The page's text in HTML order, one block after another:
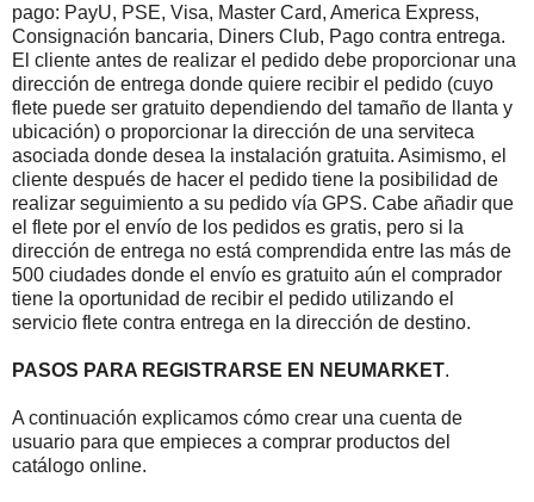
pago: PayU, PSE, Visa, Master Card, America Express,
Consignación bancaria, Diners Club, Pago contra entrega.
El cliente antes de realizar el pedido debe proporcionar una
dirección de entrega donde quiere recibir el pedido (cuyo
flete puede ser gratuito dependiendo del tamaño de llanta y
ubicación) o proporcionar la dirección de una serviteca
asociada donde desea la instalación gratuita. Asimismo, el
cliente después de hacer el pedido tiene la posibilidad de
realizar seguimiento a su pedido vía GPS. Cabe añadir que
el flete por el envío de los pedidos es gratis, pero si la
dirección de entrega no está comprendida entre las más de
500 ciudades donde el envío es gratuito aún el comprador
tiene la oportunidad de recibir el pedido utilizando el
servicio flete contra entrega en la dirección de destino.
PASOS PARA REGISTRARSE EN NEUMARKET.
A continuación explicamos cómo crear una cuenta de
usuario para que empieces a comprar productos del
catálogo online.